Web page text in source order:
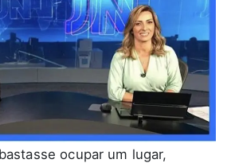
ocupar um lugar,